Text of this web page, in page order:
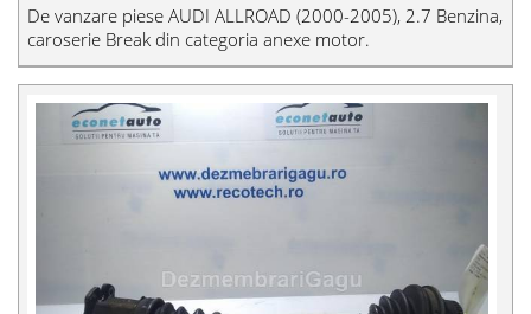
De vanzare piese AUDI ALLROAD (2000-2005), 2.7 Benzina,
caroserie Break din categoria anexe motor.